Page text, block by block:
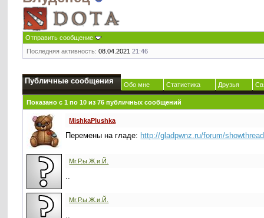
Отправить сообщение
Последняя активность: 08.04.202121:46
Публичные сообщения Обо мне Статистика Друзья
Показано с 1 по10 из76 публичных сообщений
MishkaPlushka
Перемены на гладе: http://gladpwnz.ru/forum/
Mr.Р.ы.Ж.и.Й.
..
Mr.Р.ы.Ж.и.Й.
..